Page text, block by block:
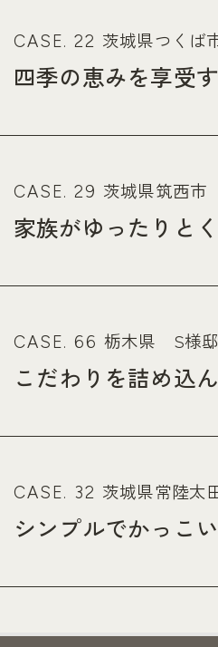
CASE. 22 茨城県つく
四季の恵みを享受
CASE. 29 茨城県筑西
家族がゆったりと
CASE. 66 栃木県 S様
こだわりを詰め込
CASE. 32 茨城県常陸
シンプルでかっこ